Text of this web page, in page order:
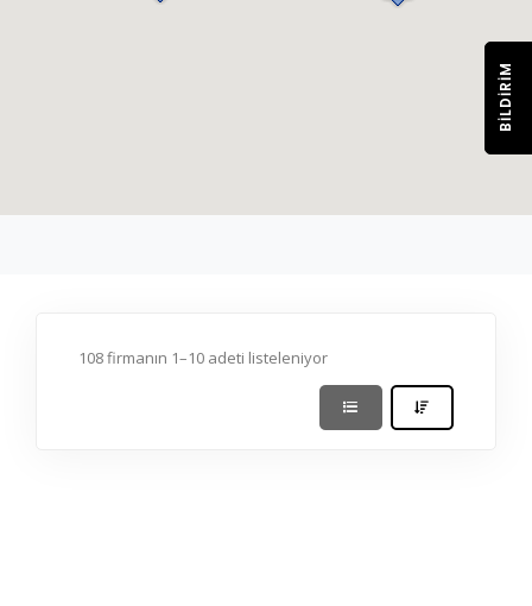
108 firmanın 1–10 adeti listeleniyor
BILDIRIM